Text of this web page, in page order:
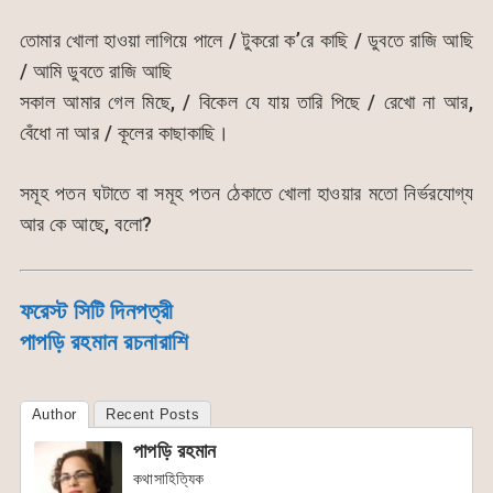
তোমার খোলা হাওয়া লাগিয়ে পালে / টুকরো ক’রে কাছি / ডুবতে রাজি আছি
/ আমি ডুবতে রাজি আছি
সকাল আমার গেল মিছে, / বিকেল যে যায় তারি পিছে / রেখো না আর,
বেঁধো না আর / কূলের কাছাকাছি।
সমূহ পতন ঘটাতে বা সমূহ পতন ঠেকাতে খোলা হাওয়ার মতো নির্ভরযোগ্য
আর কে আছে, বলো?
ফরেস্ট সিটি দিনপত্রী
পাপড়ি রহমান রচনারাশি
Author Recent Posts
পাপড়ি রহমান
কথাসাহিত্যিক